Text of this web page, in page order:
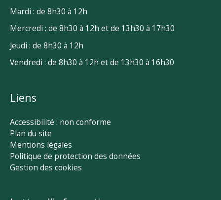
Mardi : de 8h30 à 12h
Mercredi : de 8h30 à 12h et de 13h30 à 17h30
Jeudi : de 8h30 à 12h
Vendredi : de 8h30 à 12h et de 13h30 à 16h30
Liens
Accessibilité : non conforme
Plan du site
Mentions légales
Politique de protection des données
Gestion des cookies